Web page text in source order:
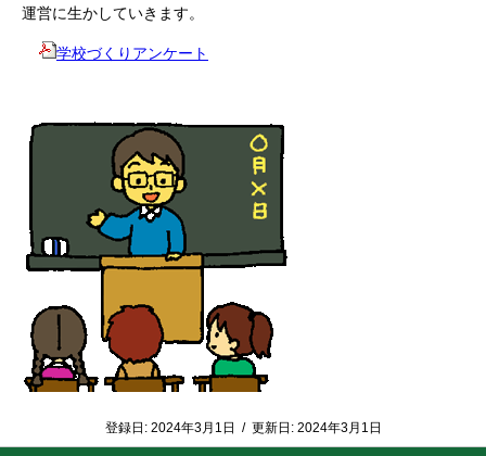
運営に生かしていきます。
学校づくりアンケート
登録日: 2024年3月1日 / 更新日: 2024年3月1日